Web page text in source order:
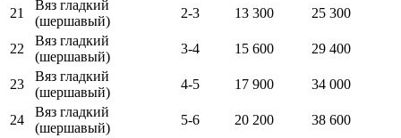
21
Вяз гладкий
(шершавый)
2-3 13 300 25 300
22
Вяз гладкий
(шершавый)
3-4 15 600 29 400
23
Вяз гладкий
(шершавый)
4-5 17 900 34 000
24
Вяз гладкий
(шершавый)
5-6 20 200 38 600